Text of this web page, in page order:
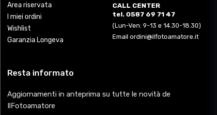
Area riservata
I miei ordini
Wishlist
Garanzia Longeva
CALL CENTER
tel. 0587 69 71 47
(Lun-Ven: 9-13 e 14.30-18.30)
Email ordini@ilfotoamatore.it
Resta informato
Aggiornamenti in anteprima su tutte le novità de
IlFotoamatore